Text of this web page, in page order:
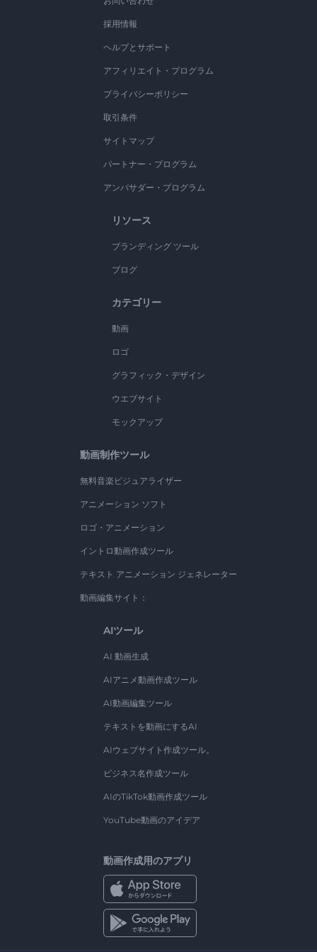
採用情報
ヘルプとサポート
アフィリエイト・プログラム
プライバシーポリシー
取引条件
サイトマップ
パートナー・プログラム
アンバサダー・プログラム
リソース
ブランディング ツール
ブログ
カテゴリー
動画
ロゴ
グラフィック・デザイン
ウエブサイト
モックアップ
動画制作ツール
無料音楽ビジュアライザー
アニメーション ソフト
ロゴ・アニメーション
イントロ動画作成ツール
テキスト アニメーション ジェネレーター
動画編集サイト：
AIツール
AI 動画生成
AIアニメ動画作成ツール
AI動画編集ツール
テキストを動画にするAI
AIウェブサイト作成ツール。
ビジネス名作成ツール
AIのTikTok動画作成ツール
YouTube動画のアイデア
動画作成用のアプリ